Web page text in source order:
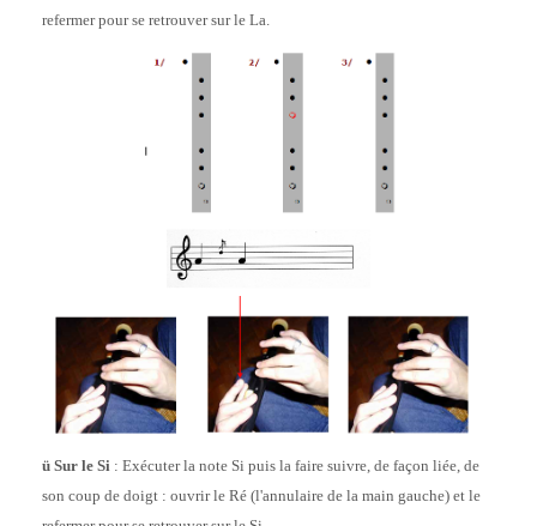
refermer pour se retrouver sur le La.
ü Sur le Si : Exécuter la note Si puis la faire suivre, de façon liée, de
son coup de doigt : ouvrir le Ré (l'annulaire de la main gauche) et le